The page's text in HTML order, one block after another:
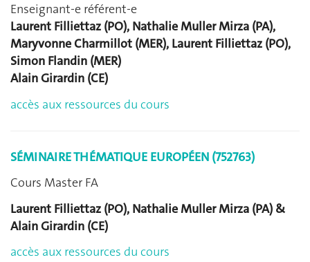
Enseignant-e référent-e
Laurent Filliettaz (PO), Nathalie Muller Mirza (PA),
Maryvonne Charmillot (MER), Laurent Filliettaz (PO),
Simon Flandin (MER)
Alain Girardin (CE)
accès aux ressources du cours
SÉMINAIRE THÉMATIQUE EUROPÉEN (752763)
Cours Master FA
Laurent Filliettaz (PO), Nathalie Muller Mirza (PA) &
Alain Girardin (CE)
accès aux ressources du cours